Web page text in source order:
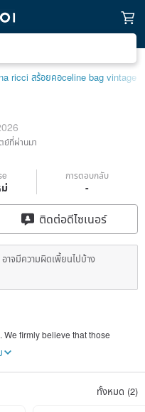
ricci สร้อยคอceline bag vintage
ย์ที่ผ่านมา
การตอบกลับ
-
ติดต่อดีไซเนอร์
าจมีความผิดเพี้ยนไปบ้าง
firmly believe that those
like flowing liquid, are elusive yet
a cold metal; it is a vessel that
these flowing memories, giving
ทั้งหมด (2)